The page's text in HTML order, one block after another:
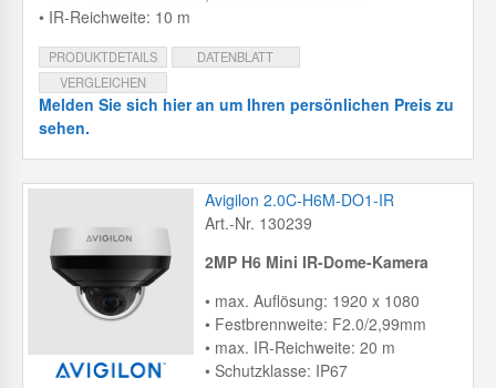
• IR-Reichweite: 10 m
PRODUKTDETAILS
DATENBLATT
VERGLEICHEN
Melden Sie sich hier an um Ihren persönlichen Preis zu
sehen.
Avigilon 2.0C-H6M-DO1-IR
Art.-Nr. 130239
2MP H6 Mini IR-Dome-Kamera
• max. Auflösung: 1920 x 1080
• Festbrennweite: F2.0/2,99mm
• max. IR-Reichweite: 20 m
• Schutzklasse: IP67